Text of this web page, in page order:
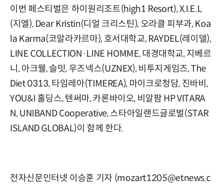
이번 페스티벌은 하이원리조트(high1 Resort), X.I.E.L
(지엘), Dear Kristin(디얼 크리스틴), 오라클 피부과, Koa
la Karma(코알라카르마), 호서대학교, RAYDEL(레이델),
LINE COLLECTION·LINE HOMME, 대경대학교, 지베르
니, 아크웰, 슬밋, 우즈넥스(UZNEX), 비투지게임즈, The
Diet 0313, 타임레아(TIMEREA), 마이크로청담, 진바비,
YOU&I 홀딩스, 텐써마, 카론바이오, 비알팜 HP VITARA
N, UNIBAND Cooperative, 스타아일랜드글로벌(STAR
ISLAND GLOBAL)이 함께 한다.
전자신문인터넷 이승훈 기자 (mozart1205@etnews.c